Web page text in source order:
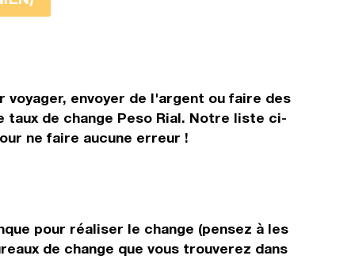
voyager, envoyer de l'argent ou faire des
de change Peso Rial. Notre liste ci-
ne faire aucune erreur !
pour réaliser le change (pensez à les
de change que vous trouverez dans